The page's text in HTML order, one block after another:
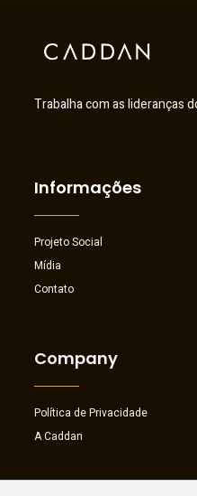
Trabalha com as lideranças
Informações
Projeto Social
Mídia
Contato
Company
Política de Privacidade
A Caddan